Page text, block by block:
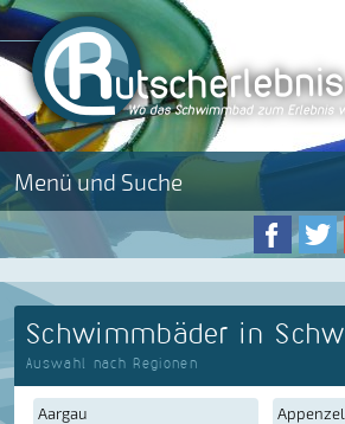
Menü und Suche
Schwimmbäder in
Auswahl nach Regionen
Aargau